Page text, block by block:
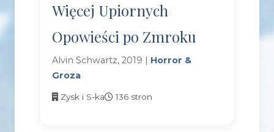
Więcej Upiornych
Opowieści po Zmroku
Alvin Schwartz, 2019 | Horror &
Groza
Zysk i S-ka 136 stron